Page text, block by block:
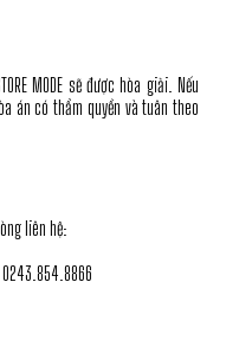
MODE sẽ được hòa giải. Nếu
án có thẩm quyền và tuân theo
liên hệ: